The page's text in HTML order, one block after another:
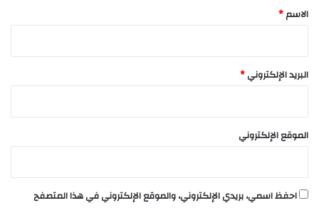
*
الاسم*
البريد الإلكتروني*
الموقع الإلكتروني
احفظ اسمي، بريدي الإلكتروني، والموقع الإلكتروني في هذا المتصفح